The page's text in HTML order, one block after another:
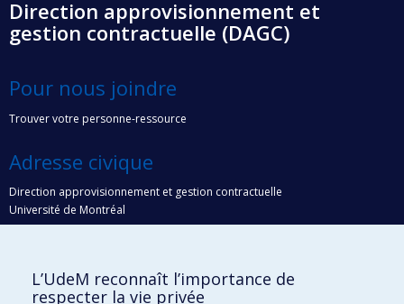
Direction approvisionnement et
gestion contractuelle (DAGC)
Pour nous joindre
Trouver votre personne-ressource
Adresse civique
Direction approvisionnement et gestion contractuelle
Université de Montréal
7077, avenue du Parc, 2eétage
Adresse postale
L’UdeM reconnaît l’importance de
respecter la vie privée